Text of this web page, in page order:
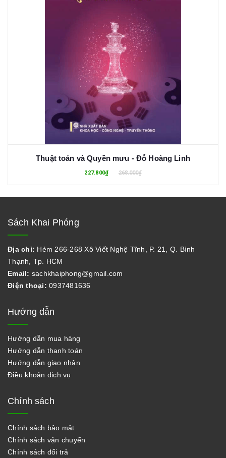
Thuật toán và Quyền mưu - Đỗ Hoàng Linh
227.800₫ 268.000₫
Sách Khai Phóng
Địa chỉ: Hẻm 266-268 Xô Viết Nghệ Tĩnh, P. 21, Q. Bình
Thạnh, Tp. HCM
Email: sachkhaiphong@gmail.com
Điện thoại: 0937481636
Hướng dẫn
Hướng dẫn mua hàng
Hướng dẫn thanh toán
Hướng dẫn giao nhận
Điều khoản dịch vụ
Chính sách
Chính sách bảo mật
Chính sách vận chuyển
Chính sách đổi trả